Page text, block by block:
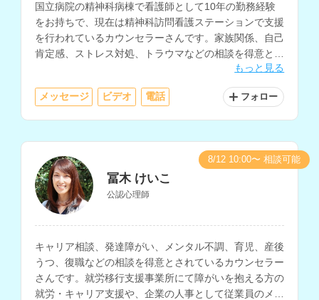
国立病院の精神科病棟で看護師として10年の勤務経験
をお持ちで、現在は精神科訪問看護ステーションで支援
を行われているカウンセラーさんです。家族関係、自己
肯定感、ストレス対処、トラウマなどの相談を得意とさ
もっと見る
メッセージ ビデオ 電話 フォロー
冨木 けいこ
公認心理師
キャリア相談、発達障がい、メンタル不調、育児、産後
うつ、復職などの相談を得意とされているカウンセラー
さんです。就労移行支援事業所にて障がいを抱える方の
就労・キャリア支援や、企業の人事として従業員のメン
8/12 10:00〜 相談可能